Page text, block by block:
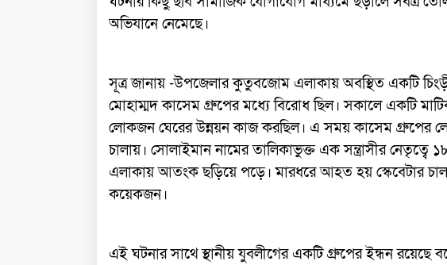
অভিযানে নেমেছে।
সূত্র জানায় -উপজেলার কুতুবজোম এলাকায় অবস্থিত একটি
মোহাম্মদ কাসেম গ্রুপের মধ্যে বিরোধ ছিল। সকালে একটি
লোকজন ঘেরের উন্নয়ন কাজ করছিল। এ সময় কাসেম গ্রুপের
চালায়। সোলাইমান নামের তালিকাভুক্ত এক সন্ত্রাসীর
এলাকায় আতংক ছড়িয়ে পড়ে। মারধরে আহত হয় স্কেবেটার
কয়েকজন।
এই ঘটনার সাথে স্থানীয় যুবলীগের একটি গ্রুপের ইন্ধন রয়েছে